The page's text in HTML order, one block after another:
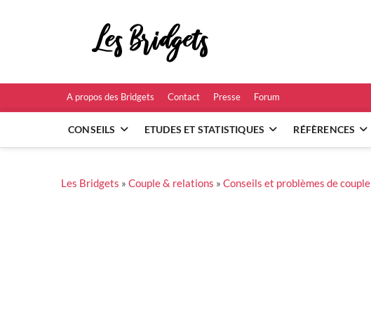
A propos des Bridgets Contact Presse Forum
CONSEILS ETUDES ET STATISTIQUES RÉFÈRENCES
Les Bridgets » Couple & relations » Conseils et problèmes de couple